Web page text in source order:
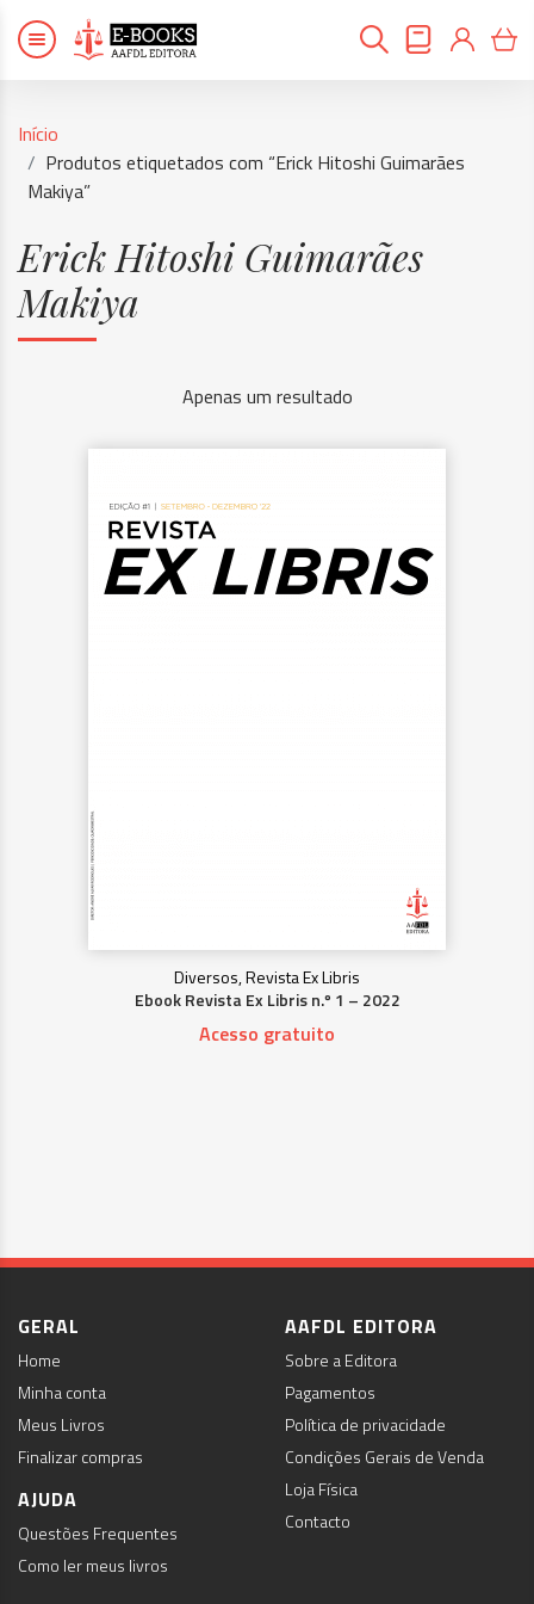
Início
Produtos etiquetados com “Erick Hitoshi Guimarães
Makiya”
Erick Hitoshi Guimarães
Makiya
Apenas um resultado
Diversos, Revista Ex Libris
Ebook Revista Ex Libris n.º 1 – 2022
Acesso gratuito
GERAL
Home
Minha conta
Meus Livros
Finalizar compras
AJUDA
Questões Frequentes
Como ler meus livros
AAFDL EDITORA
Sobre a Editora
Pagamentos
Política de privacidade
Condições Gerais de Venda
Loja Física
Contacto